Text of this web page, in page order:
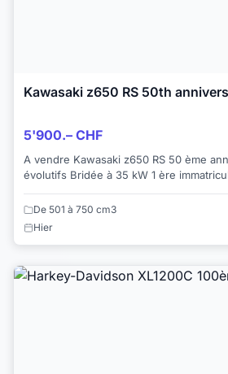
Kawasaki z650 RS 50th
5'900.– CHF
A vendre Kawasaki z650 RS 50 ème
évolutifs Bridée à 35 kW 1 ère
Garantie constructeur encore 1 année...
De 501 à 750 cm3
Hier